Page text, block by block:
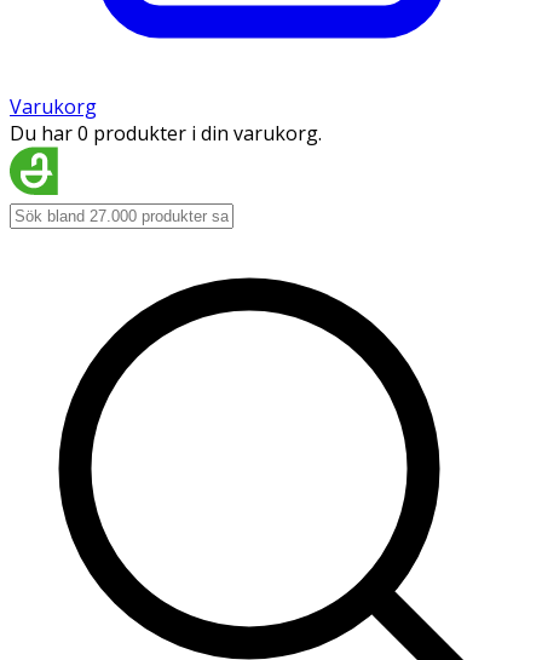
Varukorg
Du har 0 produkter i din varukorg.